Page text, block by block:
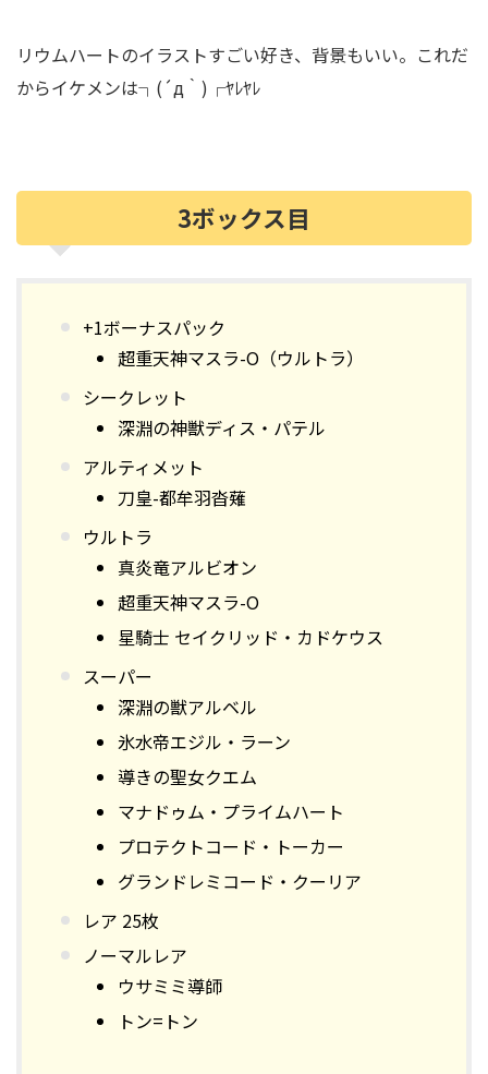
リウムハートのイラストすごい好き、背景もいい。これだ
からイケメンは┐(´д｀)┌ﾔﾚﾔﾚ
3ボックス目
+1ボーナスパック
超重天神マスラ-O（ウルトラ）
シークレット
深淵の神獣ディス・パテル
アルティメット
刀皇-都牟羽沓薙
ウルトラ
真炎竜アルビオン
超重天神マスラ-O
星騎士 セイクリッド・カドケウス
スーパー
深淵の獣アルベル
氷水帝エジル・ラーン
導きの聖女クエム
マナドゥム・プライムハート
プロテクトコード・トーカー
グランドレミコード・クーリア
レア 25枚
ノーマルレア
ウサミミ導師
トン=トン